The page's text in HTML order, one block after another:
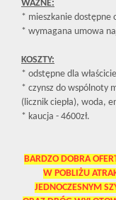
WAŻNE:
* mieszkanie dostępne
* wymagana umowa
KOSZTY:
* odstępne dla
* czynsz do wspólnoty
(licznik ciepła), woda,
* kaucja - 4600zł.
BARDZO DOBRA
W POBLIŻU
JEDNOCZESNYM